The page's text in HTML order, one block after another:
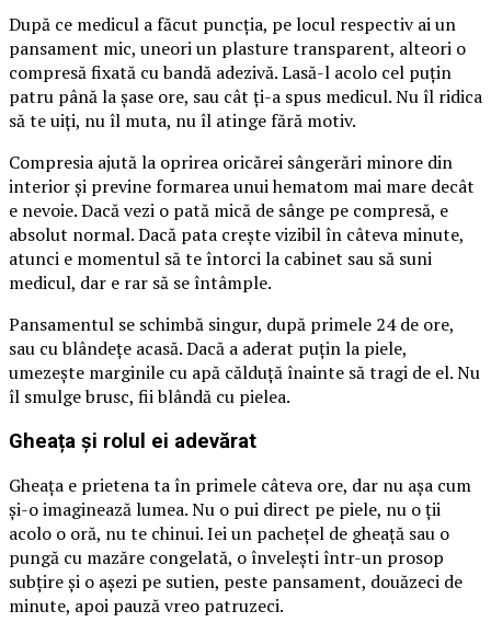
După ce medicul a făcut puncția, pe locul respectiv ai un
pansament mic, uneori un plasture transparent, alteori o
compresă fixată cu bandă adezivă. Lasă-l acolo cel puțin
patru până la șase ore, sau cât ți-a spus medicul. Nu îl ridica
să te uiți, nu îl muta, nu îl atinge fără motiv.
Compresia ajută la oprirea oricărei sângerări minore din
interior și previne formarea unui hematom mai mare decât
e nevoie. Dacă vezi o pată mică de sânge pe compresă, e
absolut normal. Dacă pata crește vizibil în câteva minute,
atunci e momentul să te întorci la cabinet sau să suni
medicul, dar e rar să se întâmple.
Pansamentul se schimbă singur, după primele 24 de ore,
sau cu blândețe acasă. Dacă a aderat puțin la piele,
umezește marginile cu apă călduță înainte să tragi de el. Nu
îl smulge brusc, fii blândă cu pielea.
Gheața și rolul ei adevărat
Gheața e prietena ta în primele câteva ore, dar nu așa cum
și-o imaginează lumea. Nu o pui direct pe piele, nu o ții
acolo o oră, nu te chinui. Iei un pachețel de gheață sau o
pungă cu mazăre congelată, o învelești într-un prosop
subțire și o așezi pe sutien, peste pansament, douăzeci de
minute, apoi pauză vreo patruzeci.